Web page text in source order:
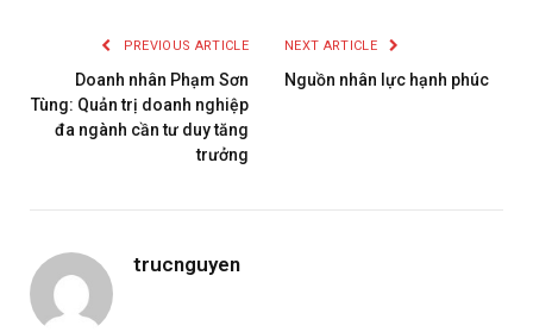
PREVIOUS ARTICLE
Doanh nhân Phạm Sơn
Tùng: Quản trị doanh nghiệp
đa ngành cần tư duy tăng
trưởng
NEXT ARTICLE
Nguồn nhân lực hạnh phúc
trucnguyen